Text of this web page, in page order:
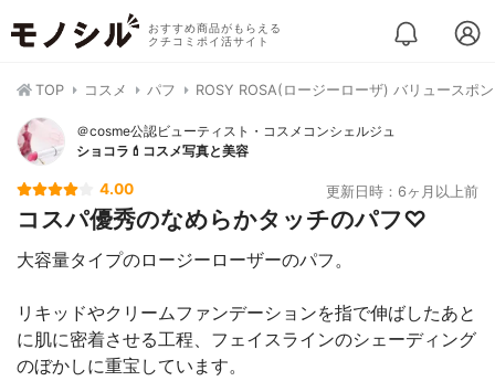
おすすめ商品がもらえる
クチコミポイ活サイト
TOP コスメ パフ ROSY ROSA(ロージーローザ) バリュースポ
＠cosme公認ビューティスト・コスメコンシェルジュ
ショコラ💄コスメ写真と美容
4.00 更新日時：6ヶ月以上前
コスパ優秀のなめらかタッチのパフ♡
大容量タイプのロージーローザーのパフ。
リキッドやクリームファンデーションを指で伸ばしたあと
に肌に密着させる工程、フェイスラインのシェーディング
のぼかしに重宝しています。